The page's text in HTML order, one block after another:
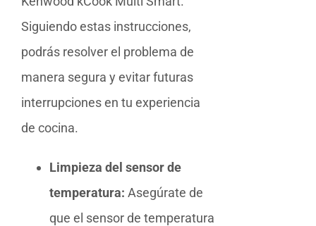
Siguiendo estas instrucciones,
podrás resolver el problema de
manera segura y evitar futuras
interrupciones en tu experiencia
de cocina.
Limpieza del sensor de
temperatura: Asegúrate de
que el sensor de temperatura